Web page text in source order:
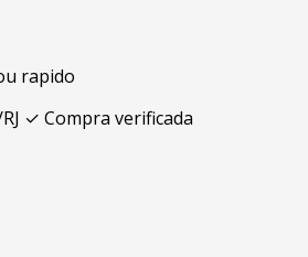
rapido
✓ Compra verificada